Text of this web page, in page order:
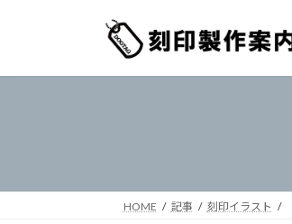
ン
ー
HOME 記事 刻印イラスト